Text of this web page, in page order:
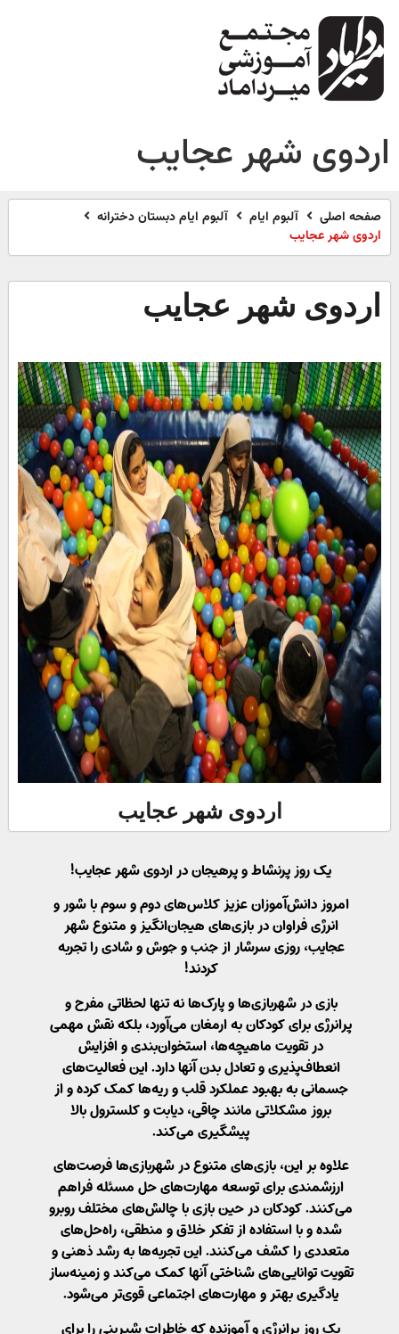
اردوی شهر عجایب
صفحه اصلی آلبوم ایام
آلبوم ایام دبستان دخترانه
اردوی شهر عجایب
اردوی شهر عجایب
اردوی شهر عجایب
یک روز پرنشاط و پرهیجان در اردوی شهر عجایب!
امروز دانش‌آموزان عزیز کلاس‌های دوم و سوم با شور و
انرژی فراوان در بازی‌های هیجان‌انگیز و متنوع شهر
عجایب، روزی سرشار از جنب و جوش و شادی را تجربه
کردند!
بازی در شهربازی‌ها و پارک‌ها نه تنها لحظاتی مفرح و
پرانرژی برای کودکان به ارمغان می‌آورد، بلکه نقش مهمی
در تقویت ماهیچه‌ها، استخوان‌بندی و افزایش
انعطاف‌پذیری و تعادل بدن آنها دارد. این فعالیت‌های
جسمانی به بهبود عملکرد قلب و ریه‌ها کمک کرده و از
بروز مشکلاتی مانند چاقی، دیابت و کلسترول بالا
پیشگیری می‌کند.
علاوه بر این، بازی‌های متنوع در شهربازی‌ها فرصت‌های
ارزشمندی برای توسعه مهارت‌های حل مسئله فراهم
می‌کنند. کودکان در حین بازی با چالش‌های مختلف روبرو
شده و با استفاده از تفکر خلاق و منطقی، راه‌حل‌های
متعددی را کشف می‌کنند. این تجربه‌ها به رشد ذهنی و
تقویت توانایی‌های شناختی آنها کمک می‌کند و زمینه‌ساز
یادگیری بهتر و مهارت‌های اجتماعی قوی‌تر می‌شود.
یک روز پرانرژی و آموزنده که خاطرات شیرینی را برای